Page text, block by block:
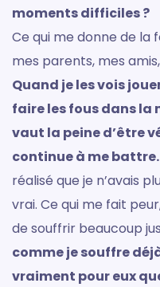
moments difficiles ?
Ce qui me donne de la
mes parents, mes
Quand je les vois
faire les fous dans la
vaut la peine d’être
continue à me battre.
réalisé que je n’avais
vrai. Ce qui me fait
de souffrir beaucoup
comme je souffre
vraiment pour eux